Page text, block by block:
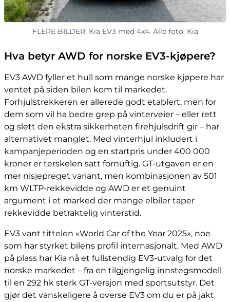
FLERE BILDER: Kia EV3 med 4x4. Alle foto: Kia
Hva betyr AWD for norske EV3-kjøpere?
EV3 AWD fyller et hull som mange norske kjøpere har
ventet på siden bilen kom til markedet.
Forhjulstrekkeren er allerede godt etablert, men for
dem som vil ha bedre grep på vinterveier – eller rett
og slett den ekstra sikkerheten firehjulsdrift gir – har
alternativet manglet. Med vinterhjul inkludert i
kampanjeperioden og en startpris under 400 000
kroner er terskelen satt fornuftig. GT-utgaven er en
mer nisjepreget variant, men kombinasjonen av 501
km WLTP-rekkevidde og AWD er et genuint
argument i et marked der mange elbiler taper
rekkevidde betraktelig vinterstid.
EV3 vant tittelen «World Car of the Year 2025», noe
som har styrket bilens profil internasjonalt. Med AWD
på plass har Kia nå et fullstendig EV3-utvalg for det
norske markedet – fra en tilgjengelig innstegsmodell
til en 292 hk sterk GT-versjon med sportsutstyr. Det
gjør det vanskeligere å overse EV3 om du er på jakt